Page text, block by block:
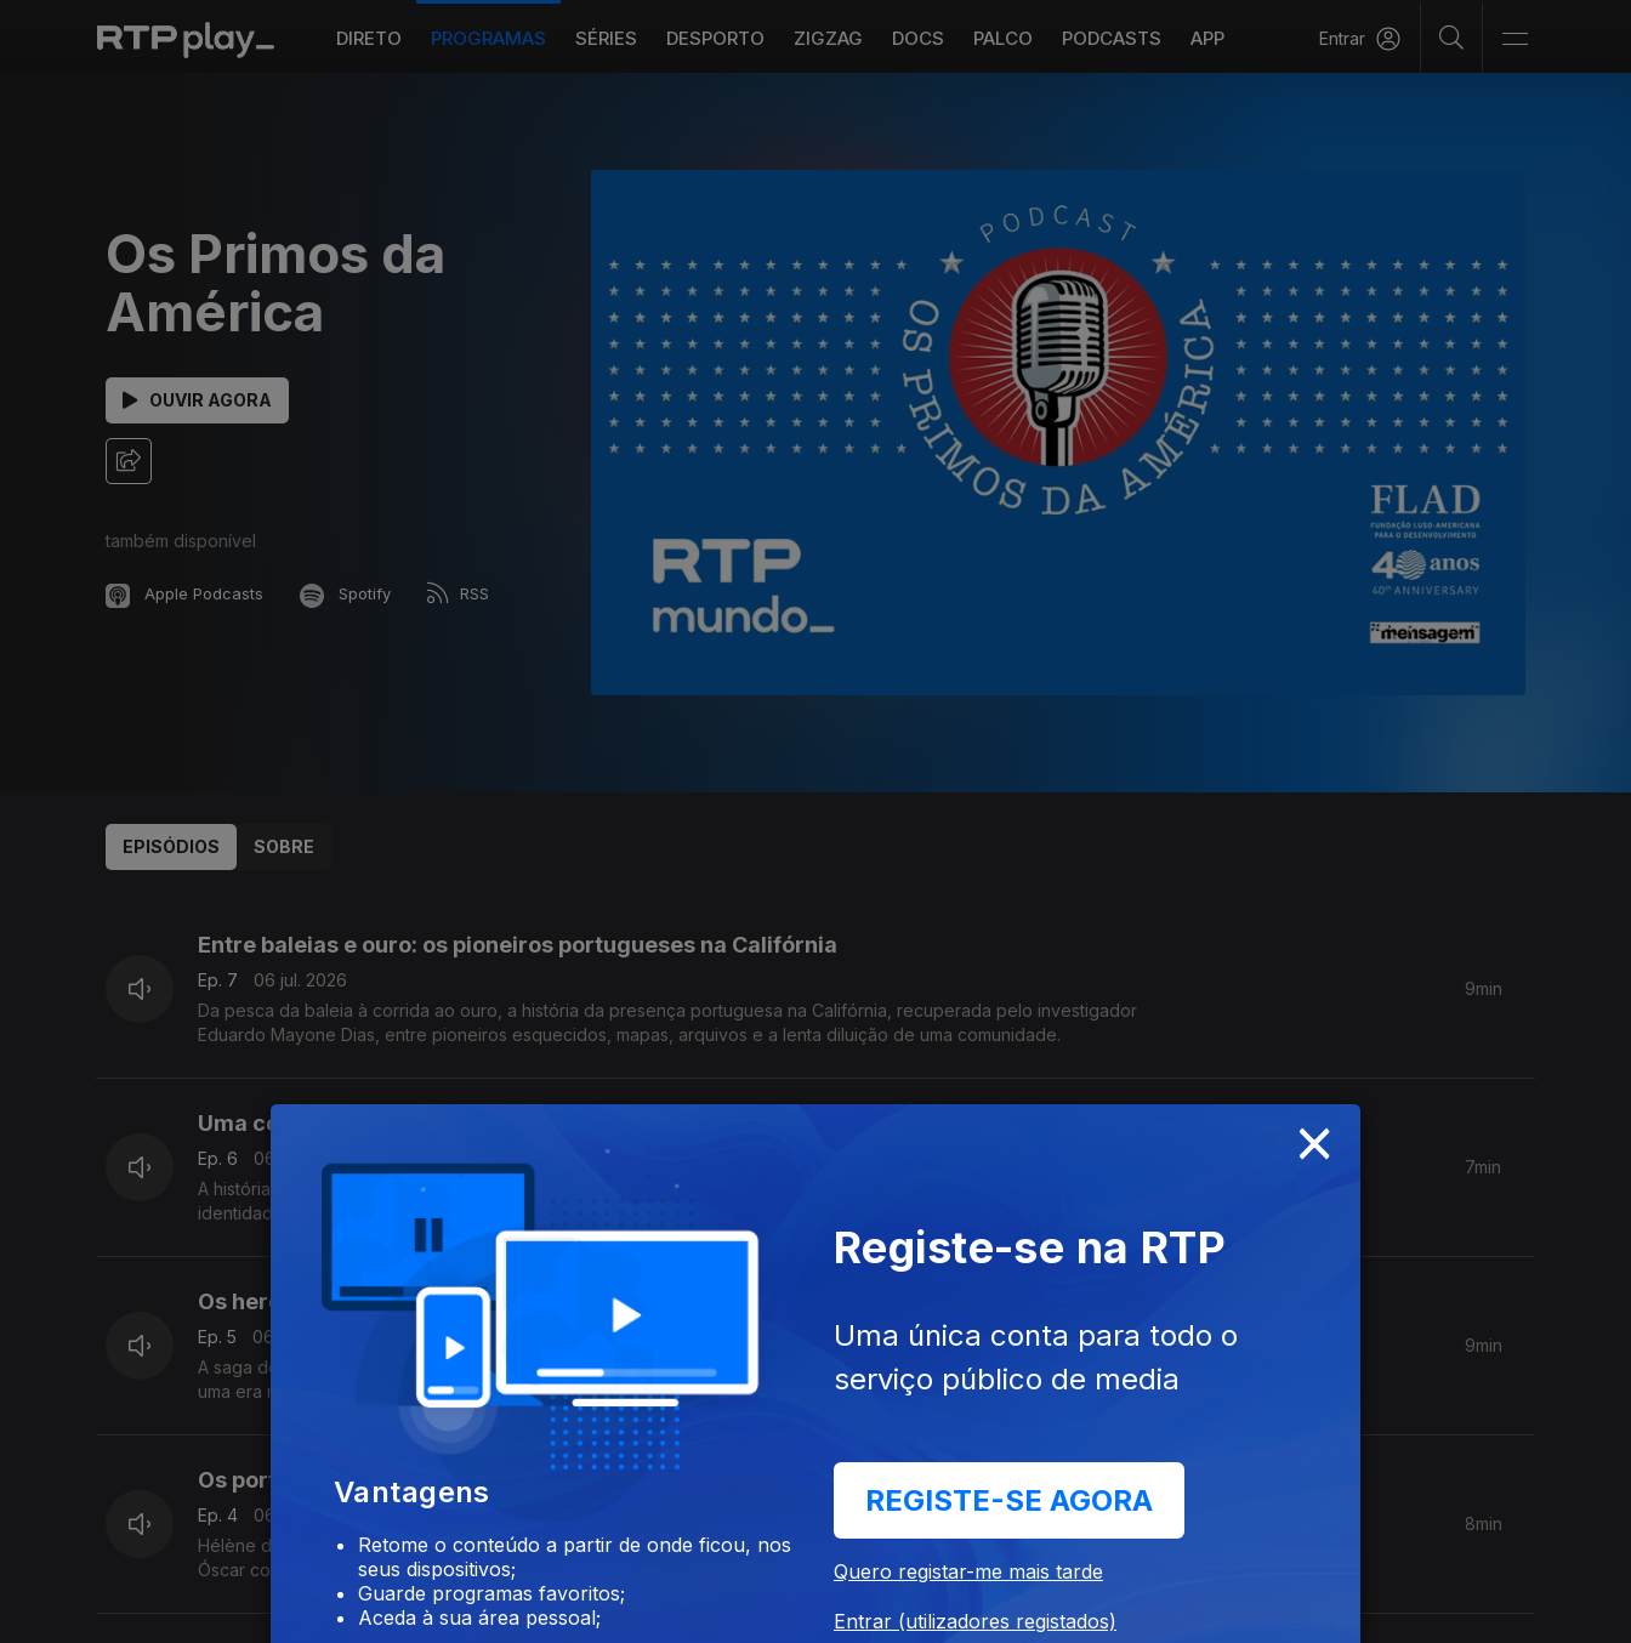
DIRETO PROGRAMAS SÉRIES DESPORTO ZIGZAG DOCS PALCO PODCASTS APP Entrar
Os Primos da
América
OUVIR AGORA
também disponível
Apple Podcasts Spotify RSS
EPISÓDIOS SOBRE
Entre baleias e ouro: os pioneiros portugueses na Califórnia
Ep. 7
06 jul. 2026
Da pesca da baleia à corrida ao ouro, a história da presença portuguesa na Califórnia, recuperada pelo investigador
Eduardo Mayone Dias, entre pioneiros esquecidos, mapas, arquivos e a lenta diluição de uma comunidade.
9min
Uma comunidade atlântica no meio do Pacífico
Ep. 6
06 jul. 2026
A história da emigração portuguesa para o Havai, do trabalho nas plantações de açúcar às marcas da fé e da
identidade, cruzando católicos e protestantes numa diáspora improvável entre o Atlântico e o Pacífico.
7min
Os heróis do atum
Ep. 5
06 jul. 2026
A saga dos pescadores portugueses que dominaram a frota de atum em San Diego, entre glórias, lendas e o fim de
uma era marcada pelo respeito pelos golfinhos e pelo mar.
9min
Os portugueses em Hollywood: entre o mito e o estrelato
Ep. 4
06 jul. 2026
Hélène d’Algy brilhou como atriz principal em filmes mudos. Hal Peary foi estrela da rádio e TV. Hal Pereira venceu um
Óscar como diretor artístico. Luísa Fazenda, comediante genial, foi comparada a Chaplin.
8min
×
Vantagens
Retome o conteúdo a partir de onde ficou, nos
seus dispositivos;
Guarde programas favoritos;
Aceda à sua área pessoal;
Registe-se na RTP
Uma única conta para todo o
serviço público de media
REGISTE-SE AGORA
Quero registar-me mais tarde
Entrar (utilizadores registados)